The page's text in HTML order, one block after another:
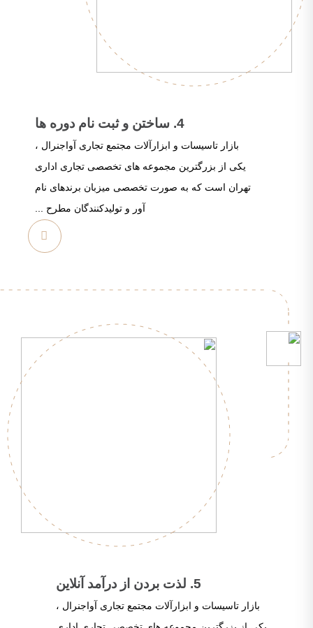
4. ساختن و ثبت نام دوره ها
بازار تاسیسات و ابزارآلات مجتمع تجاری آواجنرال ،
یکی از بزرگترین مجموعه های تخصصی تجاری اداری
تهران است که به صورت تخصصی میزبان برندهای نام
آور و تولیدکنندگان مطرح ...
5. لذت بردن از درآمد آنلاین
بازار تاسیسات و ابزارآلات مجتمع تجاری آواجنرال ،